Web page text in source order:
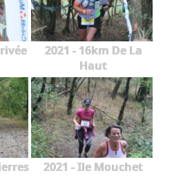
2021 - 16km De La
Haut
2021 - Ile Mouchet